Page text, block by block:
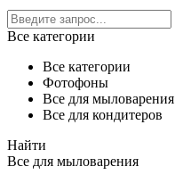
Все категории
Все категории
Фотофоны
Все для мыловарения
Все для кондитеров
Найти
Все для мыловарения